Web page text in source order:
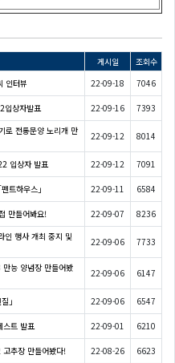
게시일
조회수
인터뷰 22-09-18 7046
입상자발표 22-09-16 7393
로 전통문양 노리개 만
22-09-12 8014
입상자 발표 22-09-12 7091
트하우스」 22-09-11 6584
만들어봐요! 22-09-07 8236
인 행사 개최 중지 및
22-09-06 7733
능 양념장 만들어봤
22-09-06 6147
」 22-09-06 6547
스트 발표 22-09-01 6210
추장 만들어봤다! 22-08-26 6623